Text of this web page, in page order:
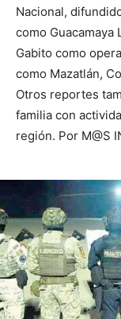
Nacional,
como Guacamaya
Gabito como
como Mazatlán,
Otros reportes
familia con
región. Por M@S